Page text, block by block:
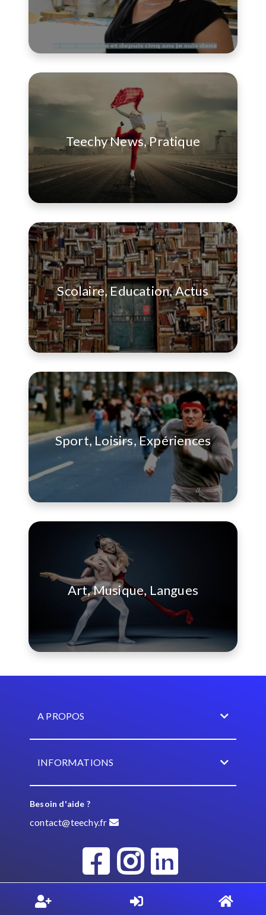
Teechy News, Pratique
Scolaire, Education, Actus
Sport, Loisirs, Expériences
Art, Musique, Langues
A PROPOS
INFORMATIONS
Besoin d'aide ?
contact@teechy.fr